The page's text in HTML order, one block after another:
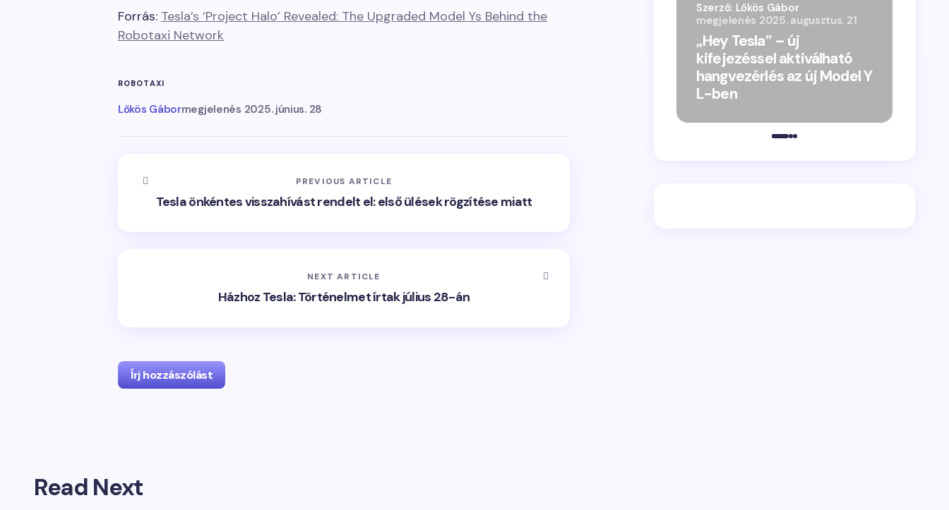
Forrás: Tesla’s ‘Project Halo’ Revealed: The Upgraded Model Ys Behind the
Robotaxi Network
ROBOTAXI
Lőkös Gábormegjelenés 2025. június. 28
PREVIOUS ARTICLE
Tesla önkéntes visszahívást rendelt el: első ülések rögzítése miatt
NEXT ARTICLE
Házhoz Tesla: Történelmet írtak július 28-án
Írj hozzászólást
„Hey Tesla” – új
kifejezéssel aktiválható
hangvezérlés az új Model Y
L-ben
Szerző: Lőkös Gábor
megjelenés 2025. augusztus. 21
Read Next